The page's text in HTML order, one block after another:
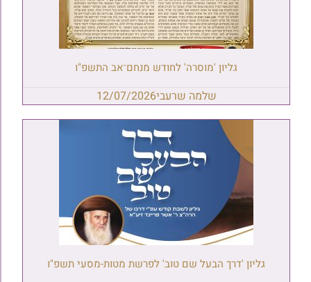
גליון 'מוסרה' לחודש מנחם־אב התשפ"ו
שלמה שרעבי12/07/2026
גליון 'דרך הבעל שם טוב' לפרשת מטות-מסעי תשפ"ו